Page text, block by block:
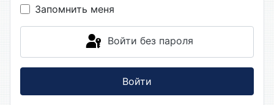
Запомнить меня
Войти без пароля
Войти